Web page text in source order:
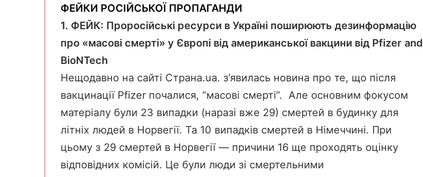
ФЕЙКИ РОСІЙСЬКОЇ ПРОПАГАНДИ
1. ФЕЙК: Проросійські ресурси в Україні поширюють дезинформацію
про «масові смерті» у Європі від американської вакцини від Pfizer and
BioNTech
Нещодавно на сайті Страна.ua. з’явилась новина про те, що після
вакцинації Pfizer почалися, “масові смерті”. Але основним фокусом
матеріалу були 23 випадки (наразі вже 29) смертей в будинку для
літніх людей в Норвегії. Та 10 випадків смертей в Німеччині. При
цьому з 29 смертей в Норвегії — причини 16 ще проходять оцінку
відповідних комісій. Це були люди зі смертельними